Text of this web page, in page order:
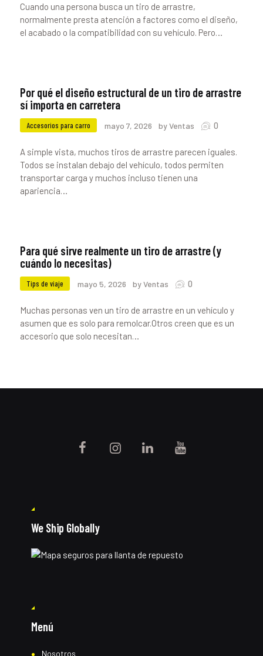
Cuando una persona busca un tiro de arrastre,
normalmente presta atención a factores como el diseño,
el acabado o la compatibilidad con su vehículo. Pero…
Por qué el diseño estructural de un tiro de arrastre
sí importa en carretera
Accesorios para carro mayo 7, 2026 by Ventas 0
A simple vista, muchos tiros de arrastre parecen iguales.
Todos se instalan debajo del vehículo, todos permiten
transportar carga y muchos incluso tienen una
apariencia…
Para qué sirve realmente un tiro de arrastre (y
cuándo lo necesitas)
Tips de viaje mayo 5, 2026 by Ventas 0
Muchas personas ven un tiro de arrastre en un vehículo y
asumen que es solo para remolcar.Otros creen que es un
accesorio que solo necesitan…
We Ship Globally
Menú
Nosotros